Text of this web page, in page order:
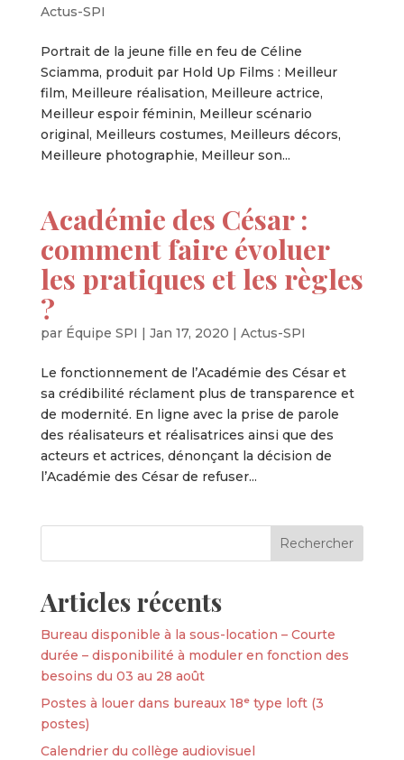
Actus-SPI
Portrait de la jeune fille en feu de Céline
Sciamma, produit par Hold Up Films : Meilleur
film, Meilleure réalisation, Meilleure actrice,
Meilleur espoir féminin, Meilleur scénario
original, Meilleurs costumes, Meilleurs décors,
Meilleure photographie, Meilleur son...
Académie des César :
comment faire évoluer
les pratiques et les règles
?
par Équipe SPI | Jan 17, 2020 | Actus-SPI
Le fonctionnement de l’Académie des César et
sa crédibilité réclament plus de transparence et
de modernité. En ligne avec la prise de parole
des réalisateurs et réalisatrices ainsi que des
acteurs et actrices, dénonçant la décision de
l’Académie des César de refuser...
Articles récents
Bureau disponible à la sous-location – Courte
durée – disponibilité à moduler en fonction des
besoins du 03 au 28 août
Postes à louer dans bureaux 18ᵉ type loft (3
postes)
Calendrier du collège audiovisuel